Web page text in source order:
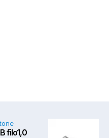
filo1,0